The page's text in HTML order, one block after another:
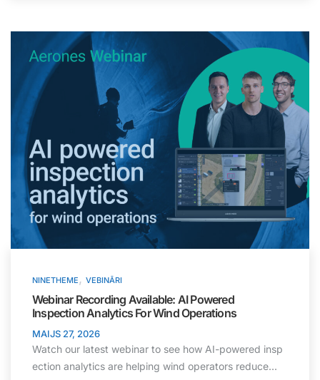
NINETHEME , VEBINĀRI
Webinar Recording Available: AI Powered
Inspection Analytics For Wind Operations
MAIJS 27, 2026
Watch our latest webinar to see how AI-powered insp
ection analytics are helping wind operators reduce...